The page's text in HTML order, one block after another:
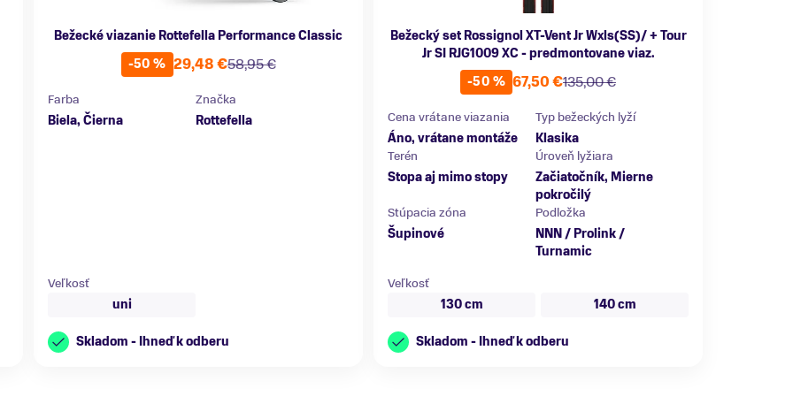
Bežecké viazanie Rottefella Performance Classic
-50 %
58,95 €
29,48 €
Farba
Biela, Čierna
Značka
Rottefella
Veľkosť
uni
Skladom - Ihneď k odberu
Bežecký set Rossignol XT-Vent Jr Wxls(SS)/ + Tour
Jr SI RJG1009 XC - predmontovane viaz.
-50 %
135,00 €
67,50 €
Cena vrátane viazania
Áno, vrátane montáže
Typ bežeckých lyží
Klasika
Terén
Stopa aj mimo stopy
Úroveň lyžiara
Začiatočník, Mierne
pokročilý
Stúpacia zóna
Šupinové
Podložka
NNN / Prolink /
Turnamic
Veľkosť
130 cm
140 cm
Skladom - Ihneď k odberu